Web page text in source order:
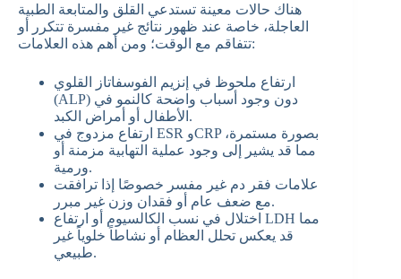
هناك حالات معينة تستدعي القلق والمتابعة الطبية
العاجلة، خاصة عند ظهور نتائج غير مفسرة تتكرر أو
تتفاقم مع الوقت؛ ومن أهم هذه العلامات:
ارتفاع ملحوظ في إنزيم الفوسفاتاز القلوي
(ALP) دون وجود أسباب واضحة كالنمو في
الأطفال أو أمراض الكبد.
ارتفاع مزدوج في ESR وCRP بصورة مستمرة،
مما قد يشير إلى وجود عملية التهابية مزمنة أو
ورمية.
علامات فقر دم غير مفسر خصوصًا إذا ترافقت
مع ضعف عام أو فقدان وزن غير مبرر.
اختلال في نسب الكالسيوم أو ارتفاع LDH مما
قد يعكس تحلل العظام أو نشاطاً خلوياً غير
طبيعي.